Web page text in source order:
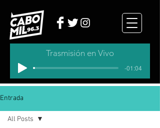
Trasmisión en Vivo
-01:04
Entrada
All Posts